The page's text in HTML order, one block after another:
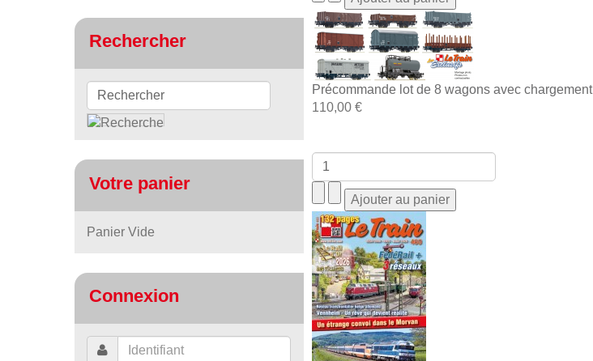
Précommande lot de 8 wagons avec chargement
110,00 €
Rechercher
Votre panier
Panier Vide
Connexion